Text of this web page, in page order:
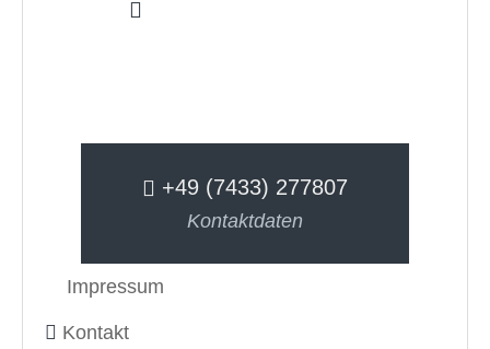
+49 (7433) 277807
Kontaktdaten
Impressum
Kontakt